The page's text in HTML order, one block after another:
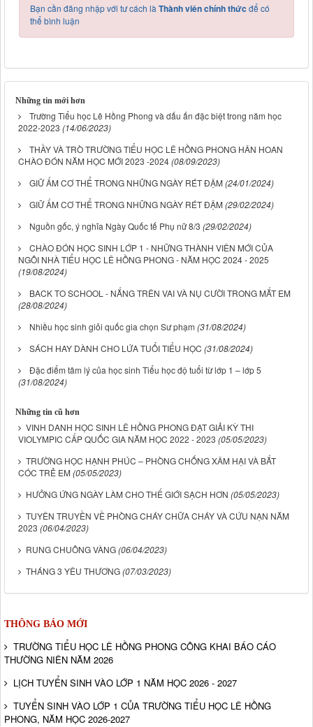
Bạn cần đăng nhập với tư cách là Thành viên chính thứcđể có
thể bình luận
Những tin mới hơn
Trường Tiểu học Lê Hồng Phong và dấu ấn đặc biệt trong năm học
2022-2023 (14/06/2023)
THẦY VÀ TRÒ TRƯỜNG TIỂU HỌC LÊ HỒNG PHONG HÂN HOAN
CHÀO ĐÓN NĂM HỌC MỚI 2023 -2024(08/09/2023)
GIỮ ẤM CƠ THỂ TRONG NHỮNG NGÀY RÉT ĐẬM(24/01/2024)
GIỮ ẤM CƠ THỂ TRONG NHỮNG NGÀY RÉT ĐẬM(29/02/2024)
Nguồn gốc, ý nghĩa Ngày Quốc tế Phụ nữ 8/3 (29/02/2024)
CHÀO ĐÓN HỌC SINH LỚP 1 - NHỮNG THÀNH VIÊN MỚI CỦA
NGÔI NHÀ TIỂU HỌC LÊ HỒNG PHONG - NĂM HỌC 2024 - 2025
(19/08/2024)
BACK TO SCHOOL - NẮNG TRÊN VAI VÀ NỤ CƯỜI TRONG MẮT EM
(28/08/2024)
Nhiều học sinh giỏi quốc gia chọn Sư phạm (31/08/2024)
SÁCH HAY DÀNH CHO LỨA TUỔI TIỂU HỌC (31/08/2024)
Đặc điểm tâm lý của học sinh Tiểu học độ tuổi từ lớp 1 – lớp 5
(31/08/2024)
Những tin cũ hơn
VINH DANH HỌC SINH LÊ HỒNG PHONG ĐẠT GIẢI KỲ THI
VIOLYMPIC CẤP QUỐC GIA NĂM HỌC 2022 - 2023 (05/05/2023)
TRƯỜNG HỌC HẠNH PHÚC – PHÒNG CHỐNG XÂM HẠI VÀ BẮT
CÓC TRẺ EM(05/05/2023)
HƯỞNG ỨNG NGÀY LÀM CHO THẾ GIỚI SẠCH HƠN (05/05/2023)
TUYÊN TRUYỀN VỀ PHÒNG CHÁY CHỮA CHÁY VÀ CỨU NẠN NĂM
2023 (06/04/2023)
RUNG CHUÔNG VÀNG(06/04/2023)
THÁNG 3 YÊU THƯƠNG(07/03/2023)
THÔNG BÁO MỚI
TRƯỜNG TIỂU HỌC LÊ HỒNG PHONG CÔNG KHAI BÁO CÁO
THƯỜNG NIÊN NĂM 2026
LỊCH TUYỂN SINH VÀO LỚP 1 NĂM HỌC 2026 - 2027
TUYỂN SINH VÀO LỚP 1 CỦA TRƯỜNG TIỂU HỌC LÊ HỒNG
PHONG, NĂM HỌC 2026-2027